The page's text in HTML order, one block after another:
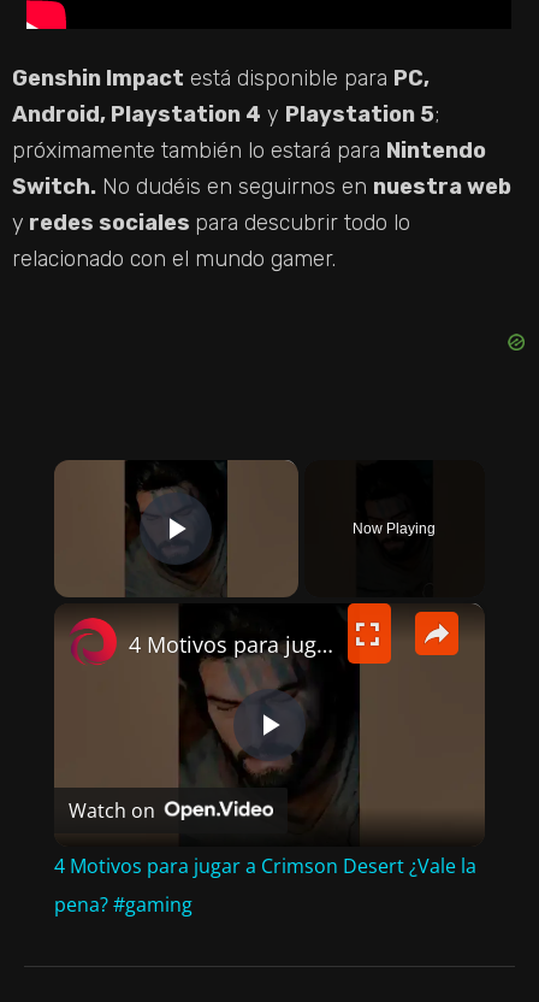
Genshin Impact está disponible para PC,
Android, Playstation 4 y Playstation 5;
próximamente también lo estará para Nintendo
Switch. No dudéis en seguirnos en nuestra web
y redes sociales para descubrir todo lo
relacionado con el mundo gamer.
×
PLAY VIDEO
Now Playing
×
P
Y
4 Motivos para jugar a Crimson Desert ¿Vale la pena? #gaming
Watch on
4 Motivos para jugar a Crimson Desert ¿Vale la
pena? #gaming